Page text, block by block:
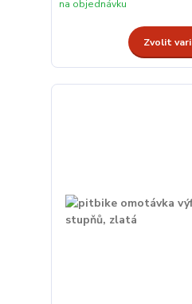
na objednávku
Zvolit